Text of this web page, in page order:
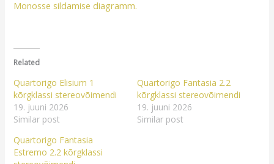
Monosse sildamise diagramm.
Related
Quartorigo Elisium 1
kõrgklassi stereovõimendi
19. juuni 2026
Similar post
Quartorigo Fantasia 2.2
kõrgklassi stereovõimendi
19. juuni 2026
Similar post
Quartorigo Fantasia
Estremo 2.2 kõrgklassi